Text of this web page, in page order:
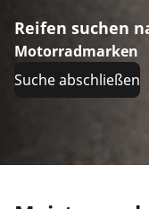
Reifen suchen
Motorradmarken
Suche abschließen